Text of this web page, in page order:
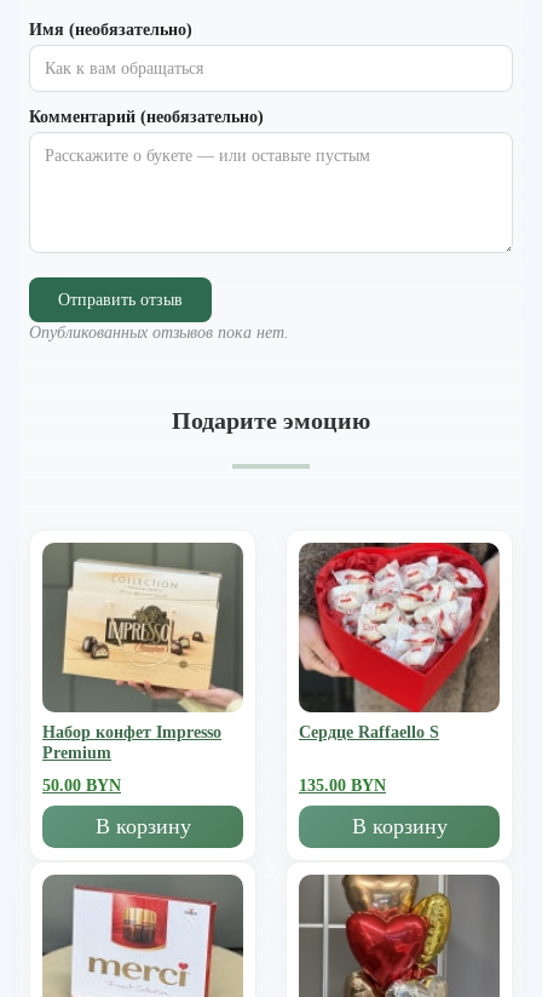
Имя (необязательно)
Комментарий (необязательно)
Отправить отзыв
Опубликованных отзывов пока нет.
Подарите эмоцию
Набор конфет Impresso
Premium
50.00 BYN
В корзину
Сердце Raffaello S
135.00 BYN
В корзину